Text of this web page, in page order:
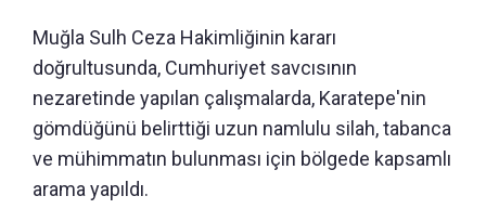
Muğla Sulh Ceza Hakimliğinin kararı
doğrultusunda, Cumhuriyet savcısının
nezaretinde yapılan çalışmalarda, Karatepe'nin
gömdüğünü belirttiği uzun namlulu silah, tabanca
ve mühimmatın bulunması için bölgede kapsamlı
arama yapıldı.